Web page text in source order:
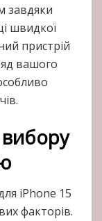
завдяки
швидкої
пристрій
вашого
iPhone 15
факторів.